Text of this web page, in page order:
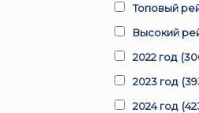
Топовый
Высокий
2022 год
2023 год
2024 год